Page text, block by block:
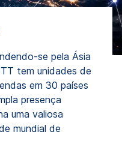
se pela Ásia
tem unidades de
em 30 países
presença
uma valiosa
mundial de